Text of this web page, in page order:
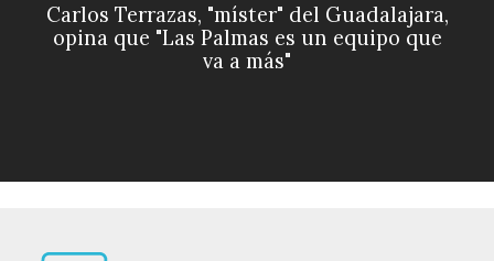
Carlos Terrazas, "míster" del Guadalajara,
opina que "Las Palmas es un equipo que
va a más"